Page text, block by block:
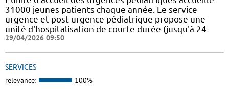
31000 jeunes patients chaque année. Le service
urgence et post-urgence pédiatrique propose une
unité d'hospitalisation de courte durée (jusqu'à 24
29/04/2026 09:50
SERVICES
relevance: 100%